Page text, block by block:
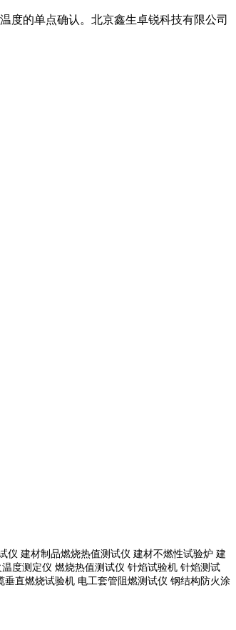
度的单点确认。北京鑫生卓锐科技有限公司
仪 建材制品燃烧热值测试仪 建材不燃性试验炉 建
度测定仪 燃烧热值测试仪 针焰试验机 针焰测试
垂直燃烧试验机 电工套管阻燃测试仪 钢结构防火涂